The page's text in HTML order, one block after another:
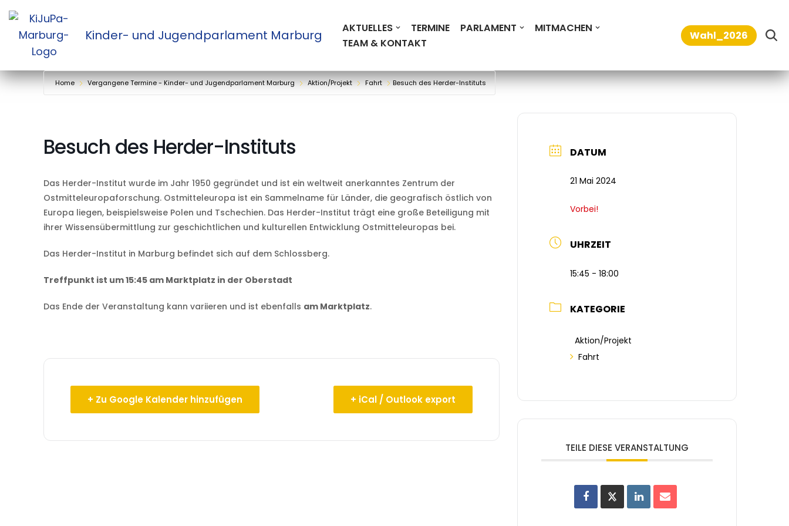
Zum
Inhalt
Kinder- und Jugendparlament Marburg AKTUELLES TERMINE PARLAMENT
MITMACHEN
TEAM & KONTAKT
Wahl_2026
Home Vergangene Termine - Kinder- und Jugendparlament Marburg Aktion/Projekt Fahrt Besuch des Herder-Instituts
Besuch des Herder-Instituts
Das Herder-Institut wurde im Jahr 1950 gegründet und ist ein weltweit anerkanntes Zentrum der
Ostmitteleuropaforschung. Ostmitteleuropa ist ein Sammelname für Länder, die geografisch östlich von
Europa liegen, beispielsweise Polen und Tschechien. Das Herder-Institut trägt eine große Beteiligung mit
ihrer Wissensübermittlung zur geschichtlichen und kulturellen Entwicklung Ostmitteleuropas bei.
Das Herder-Institut in Marburg befindet sich auf dem Schlossberg.
Treffpunkt ist um 15:45 am Marktplatz in der Oberstadt
Das Ende der Veranstaltung kann variieren und ist ebenfalls am Marktplatz.
+ Zu Google Kalender hinzufügen + iCal / Outlook export
DATUM
21 Mai 2024
Vorbei!
UHRZEIT
15:45 - 18:00
KATEGORIE
Aktion/Projekt
Fahrt
TEILE DIESE VERANSTALTUNG